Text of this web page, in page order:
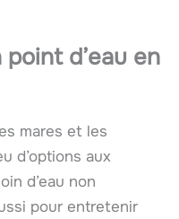
d’eau en
mares et les
d’options aux
d’eau non
pour entretenir